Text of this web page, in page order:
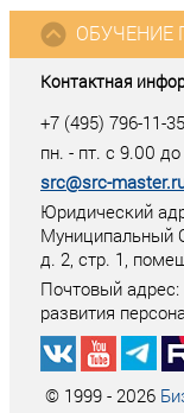
Контактная
+7 (495) 796-11-35
пн. - пт. с 9.00
src@src-
Юридический
Муниципальный
д. 2, стр. 1,
Почтовый адрес:
развития
ОБУЧЕНИЕ
© 1999 - 2026